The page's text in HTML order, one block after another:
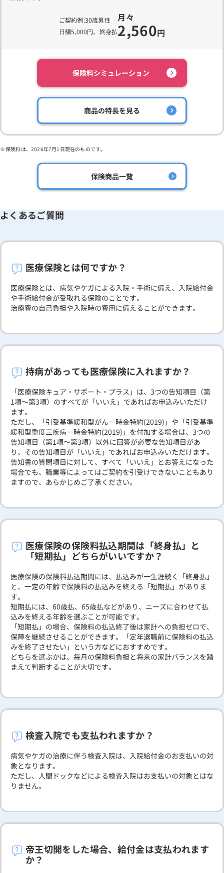
ご契約例:30歳男性
日額5,000円、終身払
月々
2,560円
保険料シミュレーション
商品の特長を見る
保険料は、2026年7月1日現在のものです。
保険商品一覧
よくあるご質問
医療保険とは何ですか？
医療保険とは、病気やケガによる入院・手術に備え、入院給付金
や手術給付金が受取れる保険のことです。
治療費の自己負担や入院時の費用に備えることができます。
持病があっても医療保険に入れますか？
「医療保険キュア・サポート・プラス」は、3つの告知項目（第
1項～第3項）のすべてが「いいえ」であればお申込みいただけ
ます。
ただし、「引受基準緩和型がん一時金特約(2019)」や「引受基準
緩和型重度三疾病一時金特約(2019)」を付加する場合は、3つの
告知項目（第1項～第3項）以外に回答が必要な告知項目があ
り、その告知項目が「いいえ」であればお申込みいただけます。
告知書の質問項目に対して、すべて「いいえ」とお答えになった
場合でも、職業等によってはご契約を引受けできないこともあり
ますので、あらかじめご了承ください。
医療保険の保険料払込期間は「終身払」と
「短期払」どちらがいいですか？
医療保険の保険料払込期間には、払込みが一生涯続く「終身払」
と、一定の年齢で保険料の払込みを終える「短期払」がありま
す。
短期払には、60歳払、65歳払などがあり、ニーズに合わせて払
込みを終える年齢を選ぶことが可能です。
「短期払」の場合、保険料の払込終了後は家計への負担ゼロで、
保障を継続させることができます。「定年退職前に保険料の払込
みを終了させたい」という方などにおすすめです。
どちらを選ぶかは、毎月の保険料負担と将来の家計バランスを踏
まえて判断することが大切です。
検査入院でも支払われますか？
病気やケガの治療に伴う検査入院は、入院給付金のお支払いの対
象となります。
ただし、人間ドックなどによる検査入院はお支払いの対象とはな
りません。
帝王切開をした場合、給付金は支払われます
か？